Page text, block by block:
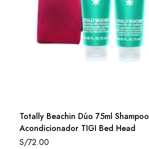
Totally Beachin Dúo 75ml Shampoo
Acondicionador TIGI Bed Head
S/72.00